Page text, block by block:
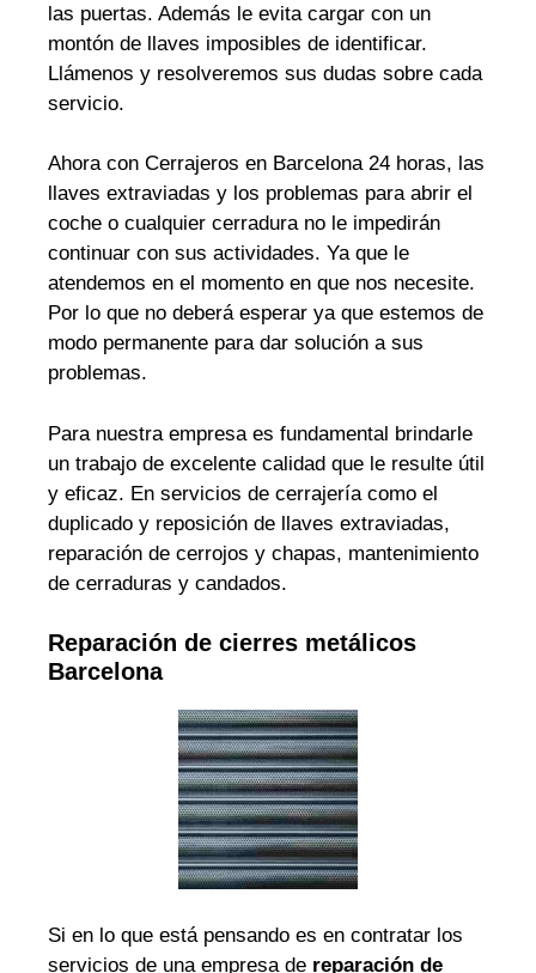
las puertas. Además le evita cargar con un
montón de llaves imposibles de identificar.
Llámenos y resolveremos sus dudas sobre cada
servicio.
Ahora con Cerrajeros en Barcelona 24 horas, las
llaves extraviadas y los problemas para abrir el
coche o cualquier cerradura no le impedirán
continuar con sus actividades. Ya que le
atendemos en el momento en que nos necesite.
Por lo que no deberá esperar ya que estemos de
modo permanente para dar solución a sus
problemas.
Para nuestra empresa es fundamental brindarle
un trabajo de excelente calidad que le resulte útil
y eficaz. En servicios de cerrajería como el
duplicado y reposición de llaves extraviadas,
reparación de cerrojos y chapas, mantenimiento
de cerraduras y candados.
Reparación de cierres metálicos
Barcelona
Si en lo que está pensando es en contratar los
servicios de una empresa de reparación de